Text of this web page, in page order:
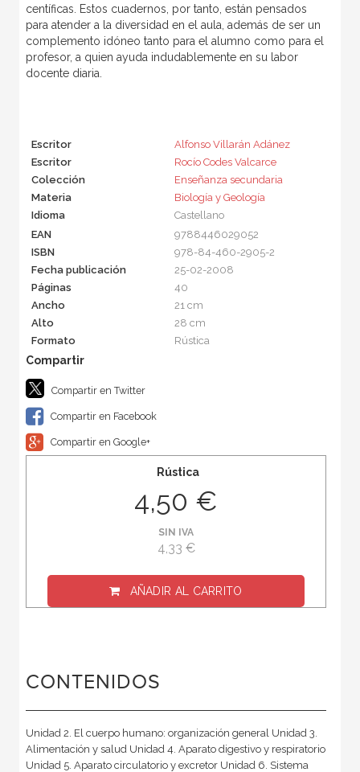
centíficas. Estos cuadernos, por tanto, están pensados
para atender a la diversidad en el aula, además de ser un
complemento idóneo tanto para el alumno como para el
profesor, a quien ayuda indudablemente en su labor
docente diaria.
Escritor
Alfonso Villarán Adánez
Escritor
Rocío Codes Valcarce
Colección
Enseñanza secundaria
Materia
Biología y Geología
Idioma
Castellano
EAN
9788446029052
ISBN
978-84-460-2905-2
Fecha publicación
25-02-2008
Páginas
40
Ancho
21 cm
Alto
28 cm
Formato
Rústica
Compartir en Twitter
Compartir en Facebook
Compartir en Google+
Rústica
4,50 €
SIN IVA
4,33 €
AÑADIR AL CARRITO
CONTENIDOS
Unidad 2. El cuerpo humano: organización general Unidad 3.
Alimentación y salud Unidad 4. Aparato digestivo y respiratorio
Unidad 5. Aparato circulatorio y excretor Unidad 6. Sistema